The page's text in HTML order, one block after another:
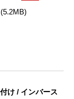
け / インバース